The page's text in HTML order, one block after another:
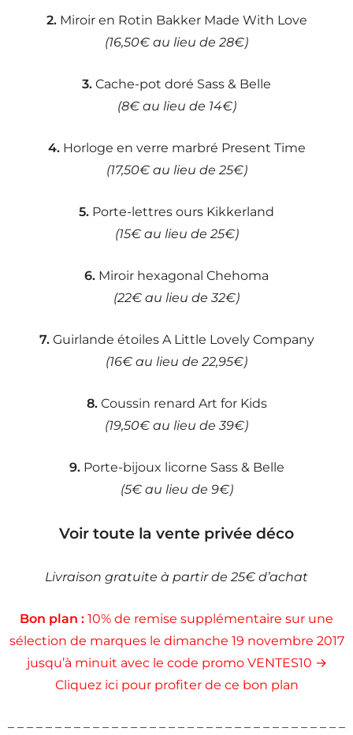
2.Miroir en Rotin Bakker Made With Love
(16,50€ au lieu de 28€)
3. Cache-pot doré Sass & Belle
(8€ au lieu de 14€)
4.Horloge en verre marbré Present Time
(17,50€ au lieu de 25€)
5. Porte-lettres ours Kikkerland
(15€ au lieu de 25€)
6. Miroir hexagonal Chehoma
(22€ au lieu de 32€)
7.Guirlande étoiles A Little Lovely Company
(16€ au lieu de 22,95€)
8.Coussin renard Art for Kids
(19,50€ au lieu de 39€)
9.Porte-bijoux licorne Sass & Belle
(5€ au lieu de 9€)
Voir toute la vente privée déco
Livraison gratuite à partir de 25€ d’achat
Bon plan : 10% de remise supplémentaire sur une
sélection de marques le dimanche 19 novembre 2017
jusqu’à minuit avec le code promo VENTES10 →
Cliquez ici pour profiter de ce bon plan
– – – – – – – – – – – – – – – – – – – – – – – – – – – – – – – – – – – –